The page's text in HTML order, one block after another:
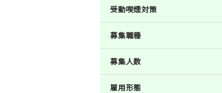
受動喫煙対策
募集職種
募集人数
雇用形態